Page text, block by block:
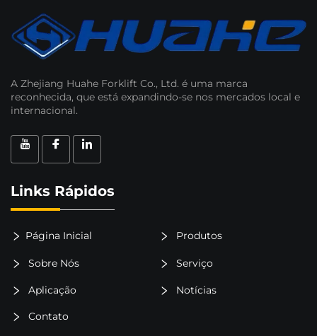
A Zhejiang Huahe Forklift Co., Ltd. é uma marca
reconhecida, que está expandindo-se nos mercados local e
internacional.
Links Rápidos
Página Inicial Produtos
Sobre Nós Serviço
Aplicação Notícias
Contato